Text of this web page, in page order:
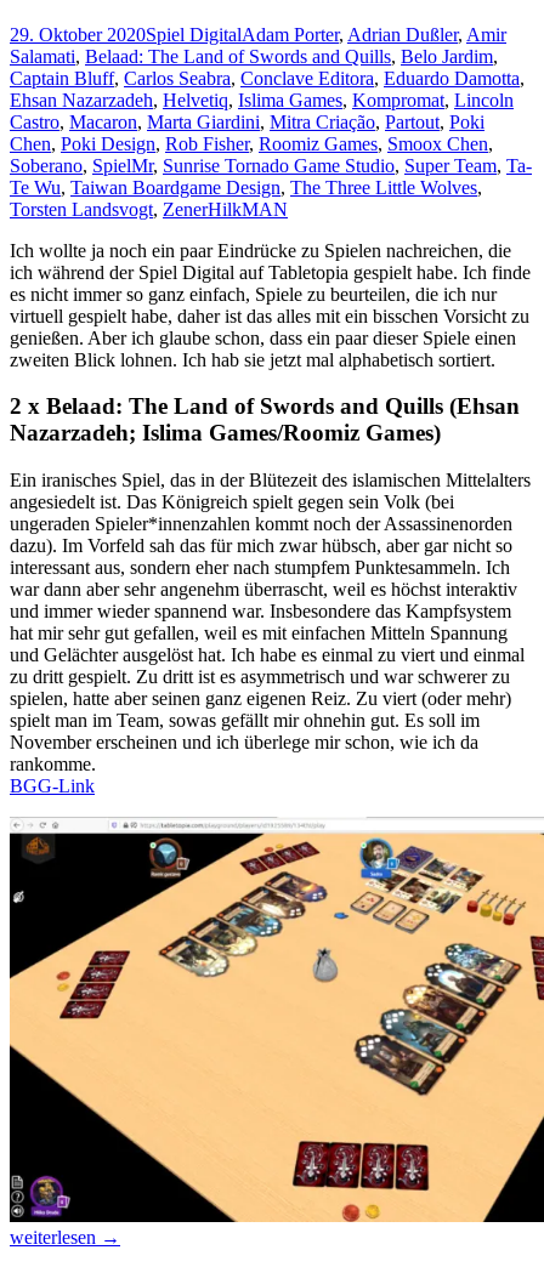
29. Oktober 2020Spiel DigitalAdam Porter, Adrian Dußler, Amir
Salamati, Belaad: The Land of Swords and Quills, Belo Jardim,
Captain Bluff, Carlos Seabra, Conclave Editora, Eduardo Damotta,
Ehsan Nazarzadeh, Helvetiq, Islima Games, Kompromat, Lincoln
Castro, Macaron, Marta Giardini, Mitra Criação, Partout, Poki
Chen, Poki Design, Rob Fisher, Roomiz Games, Smoox Chen,
Soberano, SpielMr, Sunrise Tornado Game Studio, Super Team, Ta-
Te Wu, Taiwan Boardgame Design, The Three Little Wolves,
Torsten Landsvogt, ZenerHilkMAN
Ich wollte ja noch ein paar Eindrücke zu Spielen nachreichen, die
ich während der Spiel Digital auf Tabletopia gespielt habe. Ich finde
es nicht immer so ganz einfach, Spiele zu beurteilen, die ich nur
virtuell gespielt habe, daher ist das alles mit ein bisschen Vorsicht zu
genießen. Aber ich glaube schon, dass ein paar dieser Spiele einen
zweiten Blick lohnen. Ich hab sie jetzt mal alphabetisch sortiert.
2 x Belaad: The Land of Swords and Quills (Ehsan
Nazarzadeh; Islima Games/Roomiz Games)
Ein iranisches Spiel, das in der Blütezeit des islamischen Mittelalters
angesiedelt ist. Das Königreich spielt gegen sein Volk (bei
ungeraden Spieler*innenzahlen kommt noch der Assassinenorden
dazu). Im Vorfeld sah das für mich zwar hübsch, aber gar nicht so
interessant aus, sondern eher nach stumpfem Punktesammeln. Ich
war dann aber sehr angenehm überrascht, weil es höchst interaktiv
und immer wieder spannend war. Insbesondere das Kampfsystem
hat mir sehr gut gefallen, weil es mit einfachen Mitteln Spannung
und Gelächter ausgelöst hat. Ich habe es einmal zu viert und einmal
zu dritt gespielt. Zu dritt ist es asymmetrisch und war schwerer zu
spielen, hatte aber seinen ganz eigenen Reiz. Zu viert (oder mehr)
spielt man im Team, sowas gefällt mir ohnehin gut. Es soll im
November erscheinen und ich überlege mir schon, wie ich da
rankomme.
BGG-Link
Was
weiterlesen →